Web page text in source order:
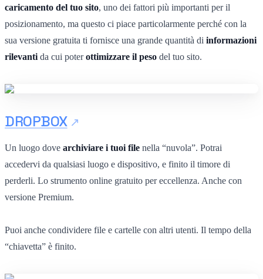
caricamento del tuo sito, uno dei fattori più importanti per il
posizionamento, ma questo ci piace particolarmente perché con la
sua versione gratuita ti fornisce una grande quantità di informazioni
rilevanti da cui poterottimizzare il peso del tuo sito.
DROPBOX
Un luogo dove archiviare i tuoi file nella “nuvola”. Potrai
accedervi da qualsiasi luogo e dispositivo, e finito il timore di
perderli. Lo strumento online gratuito per eccellenza. Anche con
versione Premium.
Puoi anche condividere file e cartelle con altri utenti. Il tempo della
“chiavetta” è finito.